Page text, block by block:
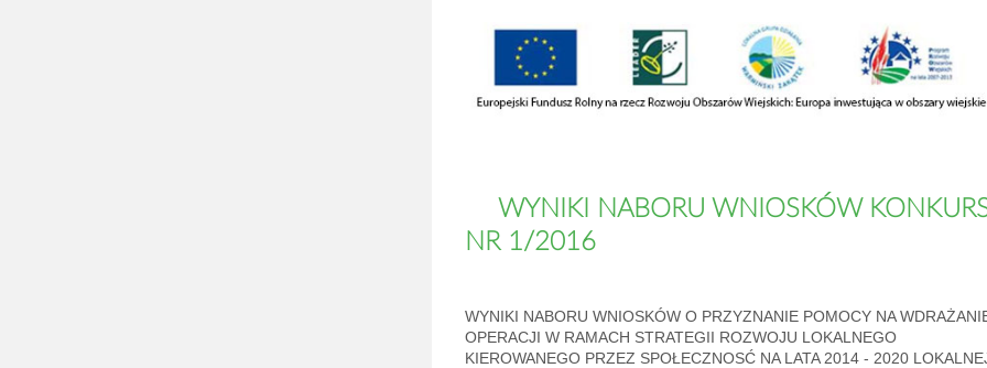
WYNIKI NABORU WNIOSKÓW
NR 1/2016
WYNIKI NABORU WNIOSKÓW O PRZYZNANIE POMOCY NA
OPERACJI W RAMACH STRATEGII ROZWOJU LOKALNEGO
KIEROWANEGO PRZEZ SPOŁECZNOSĆ NA LATA 2014 - 2020